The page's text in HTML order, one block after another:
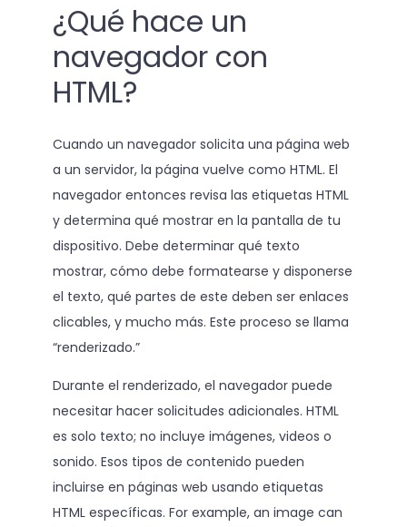
¿Qué hace un
navegador con
HTML?
Cuando un navegador solicita una página web
a un servidor, la página vuelve como HTML. El
navegador entonces revisa las etiquetas HTML
y determina qué mostrar en la pantalla de tu
dispositivo. Debe determinar qué texto
mostrar, cómo debe formatearse y disponerse
el texto, qué partes de este deben ser enlaces
clicables, y mucho más. Este proceso se llama
“renderizado.”
Durante el renderizado, el navegador puede
necesitar hacer solicitudes adicionales. HTML
es solo texto; no incluye imágenes, videos o
sonido. Esos tipos de contenido pueden
incluirse en páginas web usando etiquetas
HTML específicas. For example, an image can